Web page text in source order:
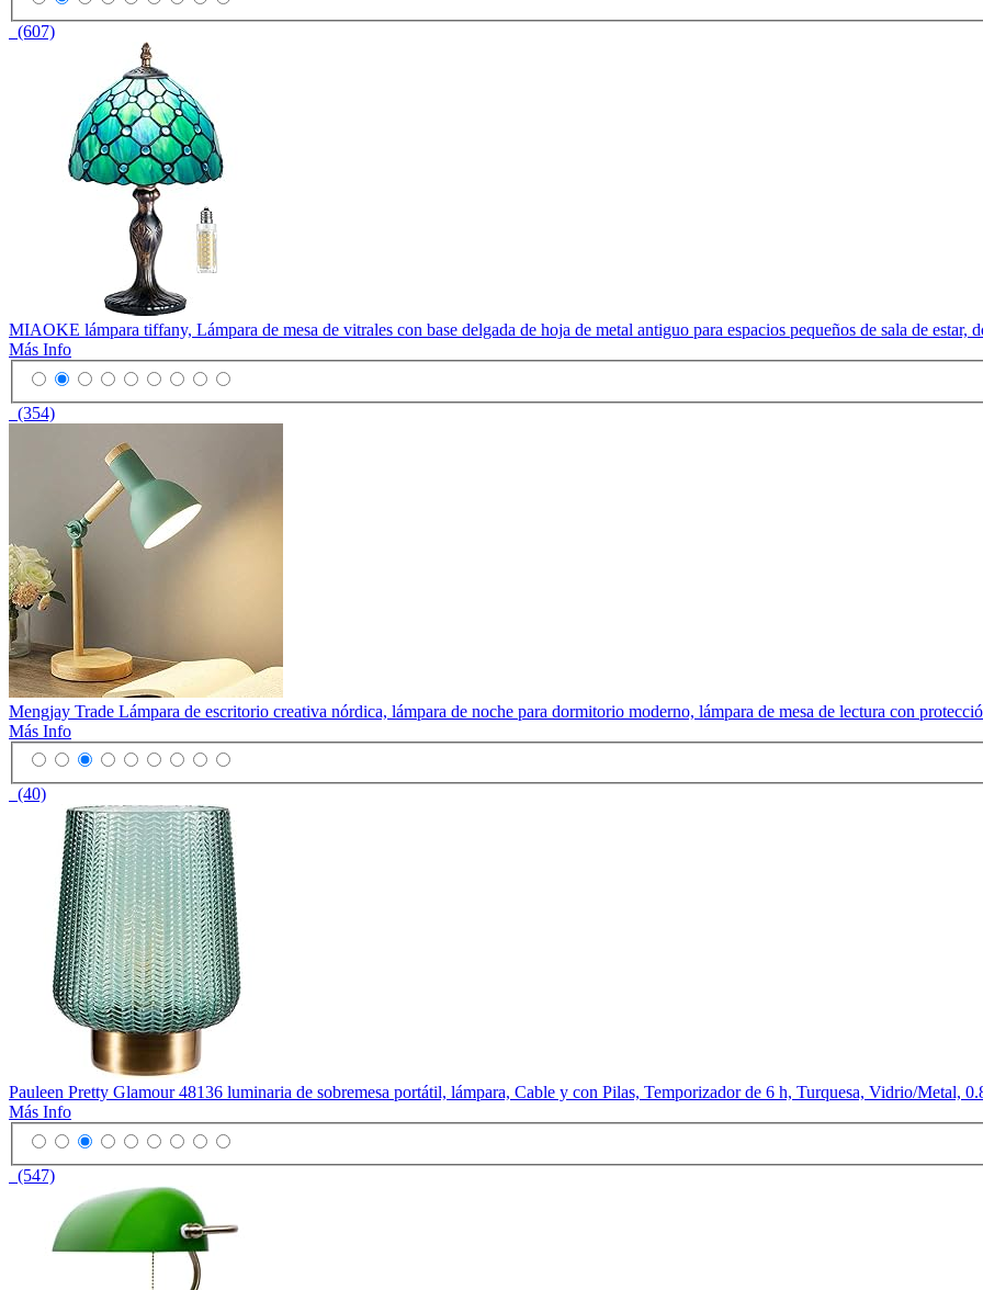
(607)
MIAOKE lámpara tiffany, Lámpara de mesa de vitrales con base delgada de hoja de metal antiguo para espacios pequeños de sala de
Más Info
(354)
Mengjay Trade Lámpara de escritorio creativa nórdica, lámpara de noche para dormitorio moderno, lámpara de mesa de lectura con
Más Info
(40)
Pauleen Pretty Glamour 48136 luminaria de sobremesa portátil, lámpara, Cable y con Pilas, Temporizador de 6 h, Turquesa, Vidrio/Metal,
Más Info
(547)